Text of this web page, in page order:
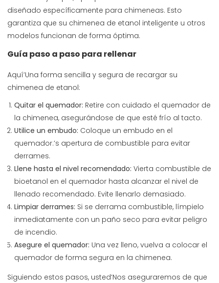
diseñado específicamente para chimeneas. Esto
garantiza que su chimenea de etanol inteligente u otros
modelos funcionan de forma óptima.
Guía paso a paso para rellenar
Aquí’Una forma sencilla y segura de recargar su
chimenea de etanol:
Quitar el quemador: Retire con cuidado el quemador de
la chimenea, asegurándose de que esté frío al tacto.
Utilice un embudo: Coloque un embudo en el
quemador.’s apertura de combustible para evitar
derrames.
Llene hasta el nivel recomendado: Vierta combustible de
bioetanol en el quemador hasta alcanzar el nivel de
llenado recomendado. Evite llenarlo demasiado.
Limpiar derrames: Si se derrama combustible, límpielo
inmediatamente con un paño seco para evitar peligro
de incendio.
Asegure el quemador: Una vez lleno, vuelva a colocar el
quemador de forma segura en la chimenea.
Siguiendo estos pasos, usted’Nos aseguraremos de que